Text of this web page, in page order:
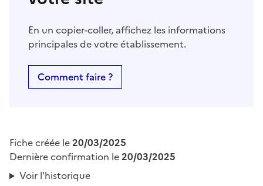
En un copier-coller, affichez les informations
principales de votre établissement.
Comment faire ?
Fiche créée le20/03/2025
Dernière confirmation le20/03/2025
Voir l'historique